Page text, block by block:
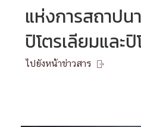
แห่งการสถาปน
ปิโตรเลียมและ
ไปยังหน้าข่าวสาร 